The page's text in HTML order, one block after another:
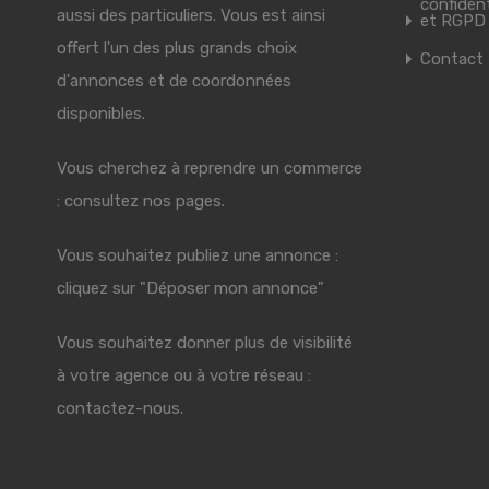
aussi des particuliers. Vous est ainsi
offert l'un des plus grands choix
d'annonces et de coordonnées
disponibles.
Vous cherchez à reprendre un commerce
: consultez nos pages.
Vous souhaitez publiez une annonce :
cliquez sur "Déposer mon annonce"
Vous souhaitez donner plus de visibilité
à votre agence ou à votre réseau :
contactez-nous.
et RGPD
Contact